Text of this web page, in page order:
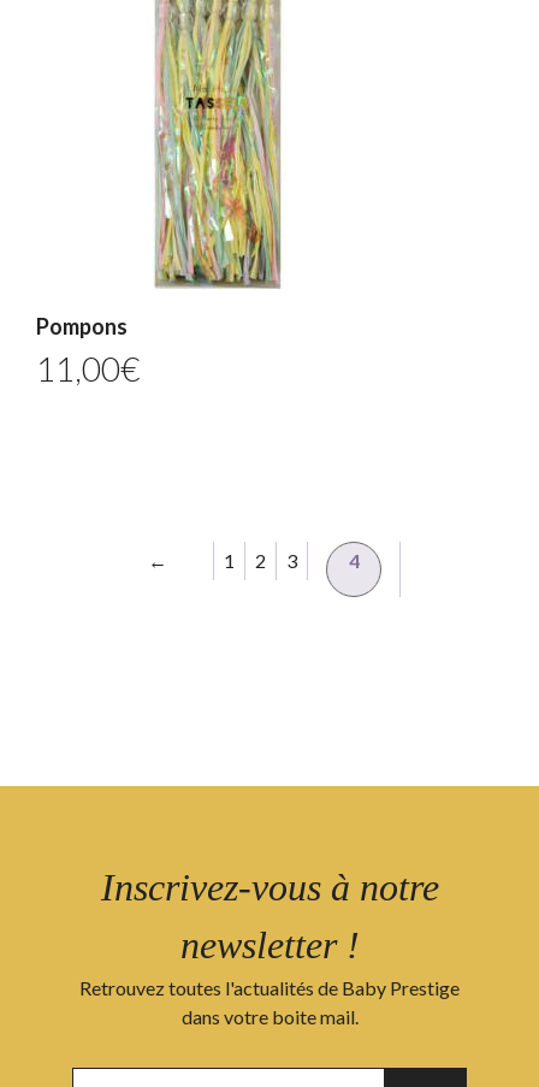
Pompons
11,00€
← 1 2 3 4
Inscrivez-vous à notre
newsletter !
Retrouvez toutes l'actualités de Baby Prestige
dans votre boite mail.